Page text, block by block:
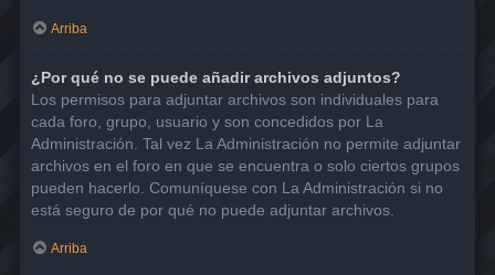
Arriba
¿Por qué no se puede añadir archivos adjuntos?
Los permisos para adjuntar archivos son individuales para
cada foro, grupo, usuario y son concedidos por La
Administración. Tal vez La Administración no permite adjuntar
archivos en el foro en que se encuentra o solo ciertos grupos
pueden hacerlo. Comuníquese con La Administración si no
está seguro de por qué no puede adjuntar archivos.
Arriba